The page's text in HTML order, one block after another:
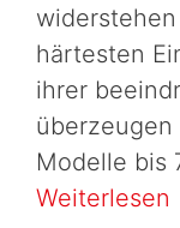
härtesten
ihrer
Modelle bis
Weiterlesen